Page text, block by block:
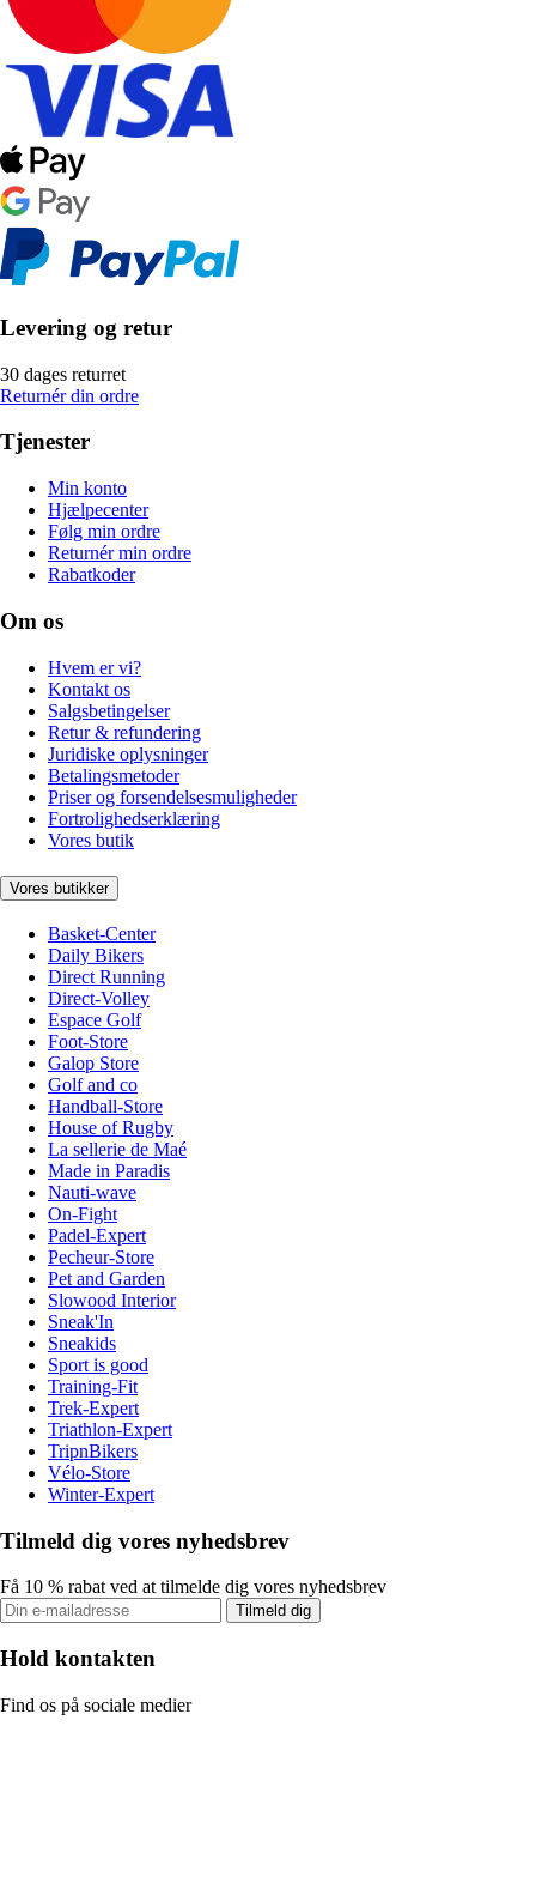
Levering og retur
30 dages returret
Returnér din ordre
Tjenester
Min konto
Hjælpecenter
Følg min ordre
Returnér min ordre
Rabatkoder
Om os
Hvem er vi?
Kontakt os
Salgsbetingelser
Retur & refundering
Juridiske oplysninger
Betalingsmetoder
Priser og forsendelsesmuligheder
Fortrolighedserklæring
Vores butik
Vores butikker
Basket-Center
Daily Bikers
Direct Running
Direct-Volley
Espace Golf
Foot-Store
Galop Store
Golf and co
Handball-Store
House of Rugby
La sellerie de Maé
Made in Paradis
Nauti-wave
On-Fight
Padel-Expert
Pecheur-Store
Pet and Garden
Slowood Interior
Sneak'In
Sneakids
Sport is good
Training-Fit
Trek-Expert
Triathlon-Expert
TripnBikers
Vélo-Store
Winter-Expert
Tilmeld dig vores nyhedsbrev
Få 10 % rabat ved at tilmelde dig vores nyhedsbrev
Tilmeld dig
Hold kontakten
Find os på sociale medier